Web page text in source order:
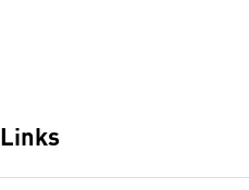
Links